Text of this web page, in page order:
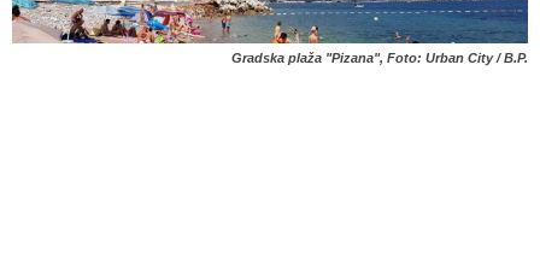
Gradska plaža "Pizana", Foto: Urban City / B.P.